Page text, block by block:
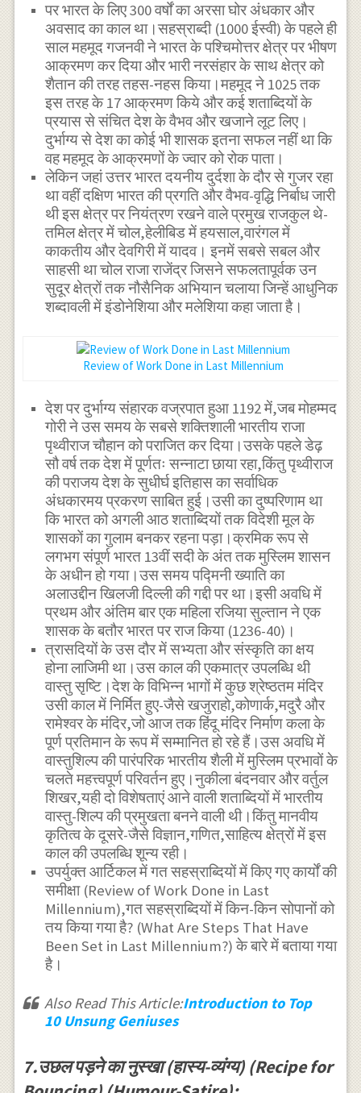
पर भारत के लिए 300 वर्षों का अरसा घोर अंधकार और
अवसाद का काल था।सहस्राब्दी (1000 ईस्वी) के पहले ही
साल महमूद गजनवी ने भारत के पश्चिमोत्तर क्षेत्र पर भीषण
आक्रमण कर दिया और भारी नरसंहार के साथ क्षेत्र को
शैतान की तरह तहस-नहस किया।महमूद ने 1025 तक
इस तरह के 17 आक्रमण किये और कई शताब्दियों के
प्रयास से संचित देश के वैभव और खजाने लूट लिए।
दुर्भाग्य से देश का कोई भी शासक इतना सफल नहीं था कि
वह महमूद के आक्रमणों के ज्वार को रोक पाता।
लेकिन जहां उत्तर भारत दयनीय दुर्दशा के दौर से गुजर रहा
था वहीं दक्षिण भारत की प्रगति और वैभव-वृद्धि निर्बाध जारी
थी इस क्षेत्र पर नियंत्रण रखने वाले प्रमुख राजकुल थे-
तमिल क्षेत्र में चोल,हेलीबिड में हयसाल,वारंगल में
काकतीय और देवगिरी में यादव। इनमें सबसे सबल और
साहसी था चोल राजा राजेंद्र जिसने सफलतापूर्वक उन
सुदूर क्षेत्रों तक नौसैनिक अभियान चलाया जिन्हें आधुनिक
शब्दावली में इंडोनेशिया और मलेशिया कहा जाता है।
Review of Work Done in Last Millennium
देश पर दुर्भाग्य संहारक वज्रपात हुआ 1192 में,जब मोहम्मद
गोरी ने उस समय के सबसे शक्तिशाली भारतीय राजा
पृथ्वीराज चौहान को पराजित कर दिया।उसके पहले डेढ़
सौ वर्ष तक देश में पूर्णतः सन्नाटा छाया रहा,किंतु पृथ्वीराज
की पराजय देश के सुधीर्घ इतिहास का सर्वाधिक
अंधकारमय प्रकरण साबित हुई।उसी का दुष्परिणाम था
कि भारत को अगली आठ शताब्दियों तक विदेशी मूल के
शासकों का गुलाम बनकर रहना पड़ा।क्रमिक रूप से
लगभग संपूर्ण भारत 13वीं सदी के अंत तक मुस्लिम शासन
के अधीन हो गया।उस समय पद्मिनी ख्याति का
अलाउद्दीन खिलजी दिल्ली की गद्दी पर था।इसी अवधि में
प्रथम और अंतिम बार एक महिला रजिया सुल्तान ने एक
शासक के बतौर भारत पर राज किया (1236-40)।
त्रासदियों के उस दौर में सभ्यता और संस्कृति का क्षय
होना लाजिमी था।उस काल की एकमात्र उपलब्धि थी
वास्तु सृष्टि।देश के विभिन्न भागों में कुछ श्रेष्ठतम मंदिर
उसी काल में निर्मित हुए-जैसे खजुराहो,कोणार्क,मदुरै और
रामेश्वर के मंदिर,जो आज तक हिंदू मंदिर निर्माण कला के
पूर्ण प्रतिमान के रूप में सम्मानित हो रहे हैं।उस अवधि में
वास्तुशिल्प की पारंपरिक भारतीय शैली में मुस्लिम प्रभावों के
चलते महत्त्वपूर्ण परिवर्तन हुए।नुकीला बंदनवार और वर्तुल
शिखर,यही दो विशेषताएं आने वाली शताब्दियों में भारतीय
वास्तु-शिल्प की प्रमुखता बनने वाली थी।किंतु मानवीय
कृतित्व के दूसरे-जैसे विज्ञान,गणित,साहित्य क्षेत्रों में इस
काल की उपलब्धि शून्य रही।
उपर्युक्त आर्टिकल में गत सहस्राब्दियों में किए गए कार्यों की
समीक्षा (Review of Work Done in Last
Millennium),गत सहस्राब्दियों में किन-किन सोपानों को
तय किया गया है? (What Are Steps That Have
Been Set in Last Millennium?) के बारे में बताया गया
है।
Also Read This Article:Introduction to Top
10 Unsung Geniuses
7.उछल पड़ने का नुस्खा (हास्य-व्यंग्य) (Recipe for